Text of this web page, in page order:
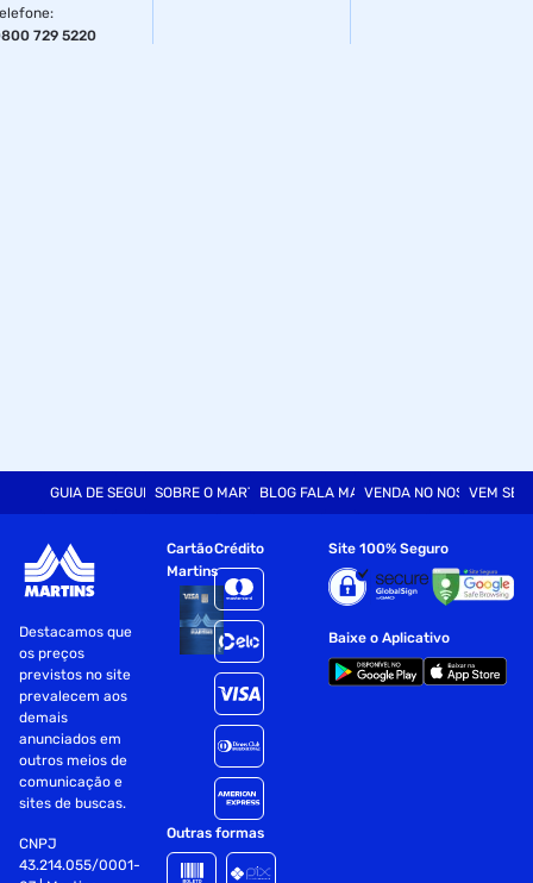
:
729 5220
GUIA DE SEGURANÇASOBRE O MARTINSBLOG FALA MARTVENDA NO NOSSO SITE
VEM SER
Destacamos que
os preços
previstos no site
prevalecem aos
demais
anunciados em
outros meios de
comunicação e
sites de buscas.
CNPJ
43.214.055/0001-
Cartão
Martins
Crédito
Outras formas
Site 100% Seguro
Baixe o Aplicativo